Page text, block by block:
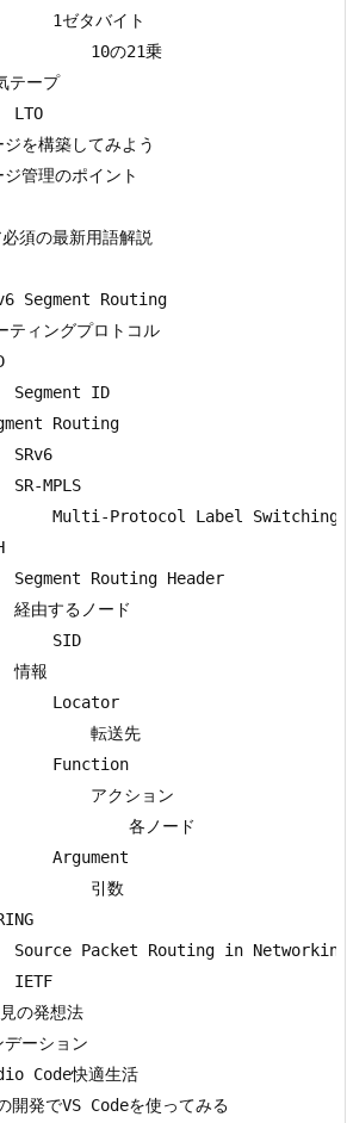
1ゼタバイト
10の21乗
テープ
LTO
を構築してみよう
管理のポイント
須の最新用語解説
Segment Routing
ィングプロトコル
Segment ID
Routing
SRv6
SR-MPLS
Multi-Protocol Label Switching
Segment Routing Header
由するノード
SID
情報
Locator
転送先
Function
アクション
各ノード
Argument
引数
Source Packet Routing in Networking
IETF
の発想法
ーション
Code快適生活
発でVS Codeを使ってみる